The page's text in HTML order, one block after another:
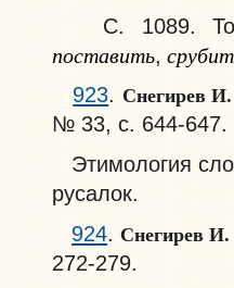
С. 1089.
поставить,
923. Снегирев
№ 33, с. 644-647.
Этимология
русалок.
924 .Снегирев
272-279.